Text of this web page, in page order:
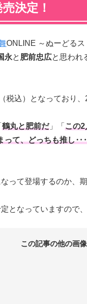
決定！
ONLINE ～ぬーどる
永と 肥前忠広と思われ
税込）となっており、
鶴丸と肥前だ」「 この2
って、どっちも推し
って登場するのか、
となっていますので、
この記事の他の画像